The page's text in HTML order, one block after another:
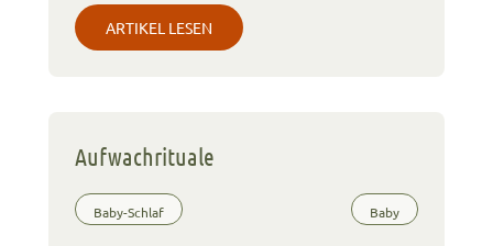
ARTIKEL LESEN
Aufwachrituale
Baby-Schlaf Baby